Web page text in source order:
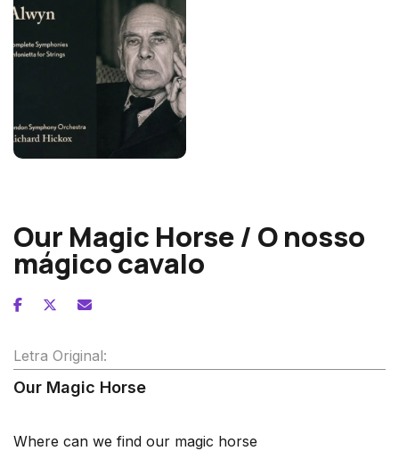
Our Magic Horse / O nosso
mágico cavalo
Letra Original:
Our Magic Horse
Where can we find our magic horse